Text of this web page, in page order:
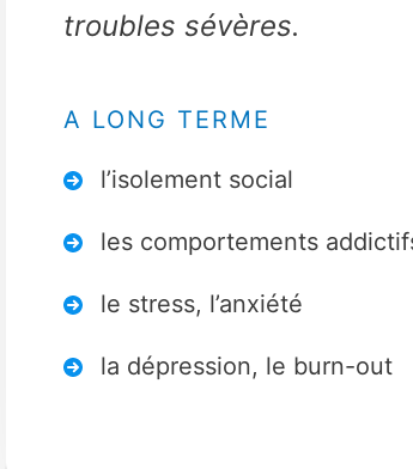
troubles sévères.
A LONG TERME
l’isolement social
les comportements
le stress, l’anxiété
la dépression, le burn-out